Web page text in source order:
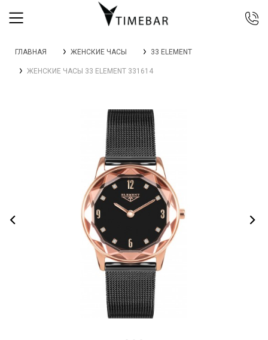
044 392 44 45
067 344 14 44 (viber)
Бесплатно по Украине
ГЛАВНАЯ ЖЕНСКИЕ ЧАСЫ 33 ELEMENT
ЖЕНСКИЕ ЧАСЫ 33 ELEMENT 331614